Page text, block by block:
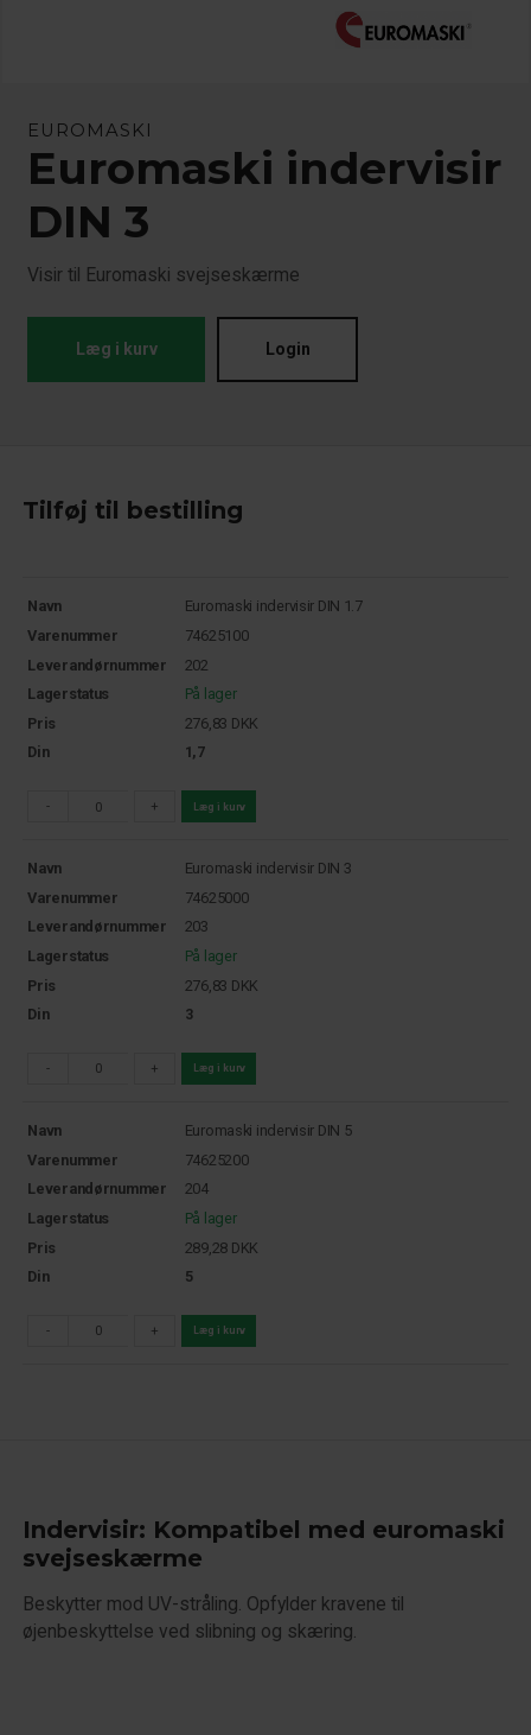
EUROMASKI
Euromaski indervisir
DIN 3
Visir til Euromaski svejseskærme
Læg i kurv Login
Indervisir: Kompatibel med euromaski
svejseskærme
Beskytter mod UV-stråling. Opfylder kravene til
øjenbeskyttelse ved slibning og skæring.
Tilføj til bestilling
Navn
Euromaski indervisir DIN 1.7
Varenummer
74625100
Leverandørnummer
202
Lagerstatus
På lager
Pris
276,83 DKK
Din
1,7
- + Læg i kurv
Navn
Euromaski indervisir DIN 3
Varenummer
74625000
Leverandørnummer
203
Lagerstatus
På lager
Pris
276,83 DKK
Din
3
- + Læg i kurv
Navn
Euromaski indervisir DIN 5
Varenummer
74625200
Leverandørnummer
204
Lagerstatus
På lager
Pris
289,28 DKK
Din
5
- + Læg i kurv